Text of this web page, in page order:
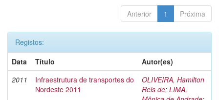
Anterior 1 Próxima
Registos:
Data
Título
Autor(es)
2011
Infraestrutura de transportes do
Nordeste 2011
OLIVEIRA, Hamilton
Reis de; LIMA,